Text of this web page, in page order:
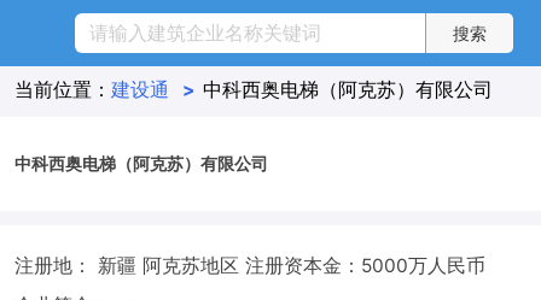
当前位置： 建设通 > 中科西奥电梯（阿克苏）有限公司
中科西奥电梯（阿克苏）有限公司
注册地： 新疆 阿克苏地区 注册资本金：5000万人民币